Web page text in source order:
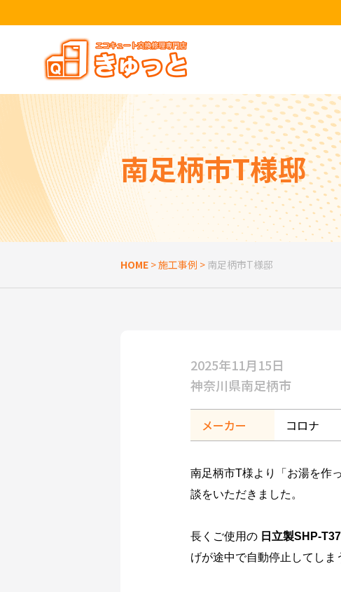
トップページ
きゅっとが選ばれる理由
エコキュートを探す
お役立ち情報
お客様の声
よくある質問
SNSアカウント
南足柄市T様邸
HOME >施工事例 > 南足柄市T様邸
2025年11月15日
神奈川県南足柄市
メーカー コロナ
南足柄市T様より「お湯を作
談をいただきました。
長くご使用の 日立製SHP-
げが途中で自動停止してしま